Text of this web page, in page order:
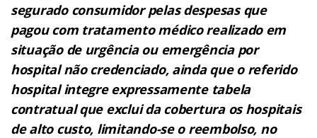
segurado consumidor pelas despesas que
pagou com tratamento médico realizado em
situação de urgência ou emergência por
hospital não credenciado, ainda que o referido
hospital integre expressamente tabela
contratual que exclui da cobertura os hospitais
de alto custo, limitando-se o reembolso, no